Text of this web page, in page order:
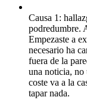
Causa 1:
podredumbre.
Empezaste a
necesario ha
fuera de la
una noticia, no
coste va a la
tapar nada.